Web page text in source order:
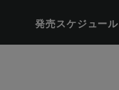
発売スケジュール